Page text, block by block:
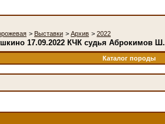
> Выставки > Архив > 2022
17.09.2022 КЧК судья Аброкимов Ш.
Каталог породы